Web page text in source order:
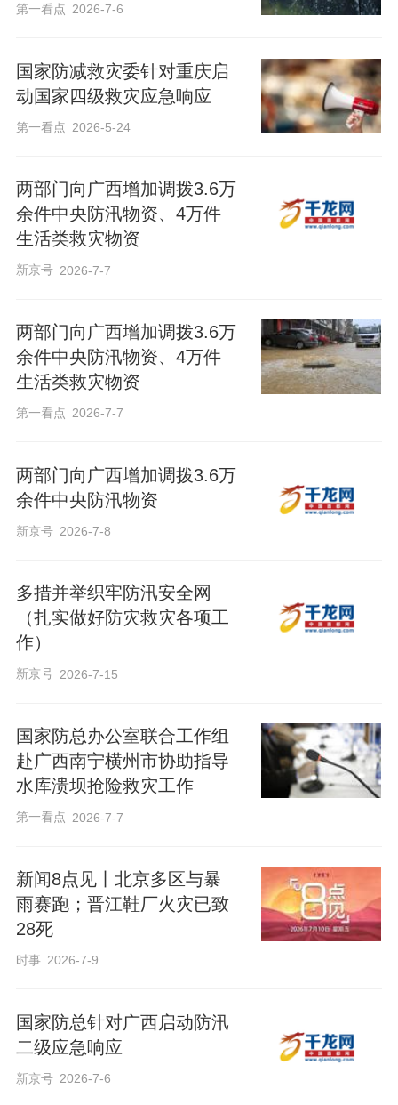
第一看点 2026-7-6
国家防减救灾委针对重庆启
动国家四级救灾应急响应
第一看点 2026-5-24
两部门向广西增加调拨3.6万
余件中央防汛物资、4万件
生活类救灾物资
新京号 2026-7-7
两部门向广西增加调拨3.6万
余件中央防汛物资、4万件
生活类救灾物资
第一看点 2026-7-7
两部门向广西增加调拨3.6万
余件中央防汛物资
新京号 2026-7-8
多措并举织牢防汛安全网
（扎实做好防灾救灾各项工
作）
新京号 2026-7-15
国家防总办公室联合工作组
赴广西南宁横州市协助指导
水库溃坝抢险救灾工作
第一看点 2026-7-7
新闻8点见丨北京多区与暴
雨赛跑；晋江鞋厂火灾已致
28死
时事 2026-7-9
国家防总针对广西启动防汛
二级应急响应
新京号 2026-7-6